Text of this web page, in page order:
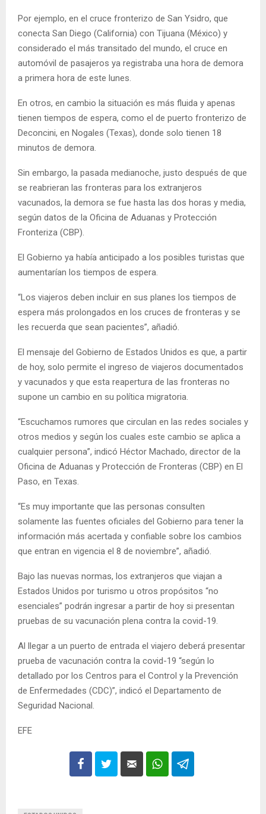
Por ejemplo, en el cruce fronterizo de San Ysidro, que
conecta San Diego (California) con Tijuana (México) y
considerado el más transitado del mundo, el cruce en
automóvil de pasajeros ya registraba una hora de demora
a primera hora de este lunes.
En otros, en cambio la situación es más fluida y apenas
tienen tiempos de espera, como el de puerto fronterizo de
Deconcini, en Nogales (Texas), donde solo tienen 18
minutos de demora.
Sin embargo, la pasada medianoche, justo después de que
se reabrieran las fronteras para los extranjeros
vacunados, la demora se fue hasta las dos horas y media,
según datos de la Oficina de Aduanas y Protección
Fronteriza (CBP).
El Gobierno ya había anticipado a los posibles turistas que
aumentarían los tiempos de espera.
“Los viajeros deben incluir en sus planes los tiempos de
espera más prolongados en los cruces de fronteras y se
les recuerda que sean pacientes”, añadió.
El mensaje del Gobierno de Estados Unidos es que, a partir
de hoy, solo permite el ingreso de viajeros documentados
y vacunados y que esta reapertura de las fronteras no
supone un cambio en su política migratoria.
“Escuchamos rumores que circulan en las redes sociales y
otros medios y según los cuales este cambio se aplica a
cualquier persona”, indicó Héctor Machado, director de la
Oficina de Aduanas y Protección de Fronteras (CBP) en El
Paso, en Texas.
“Es muy importante que las personas consulten
solamente las fuentes oficiales del Gobierno para tener la
información más acertada y confiable sobre los cambios
que entran en vigencia el 8 de noviembre”, añadió.
Bajo las nuevas normas, los extranjeros que viajan a
Estados Unidos por turismo u otros propósitos “no
esenciales” podrán ingresar a partir de hoy si presentan
pruebas de su vacunación plena contra la covid-19.
Al llegar a un puerto de entrada el viajero deberá presentar
prueba de vacunación contra la covid-19 “según lo
detallado por los Centros para el Control y la Prevención
de Enfermedades (CDC)”, indicó el Departamento de
Seguridad Nacional.
EFE